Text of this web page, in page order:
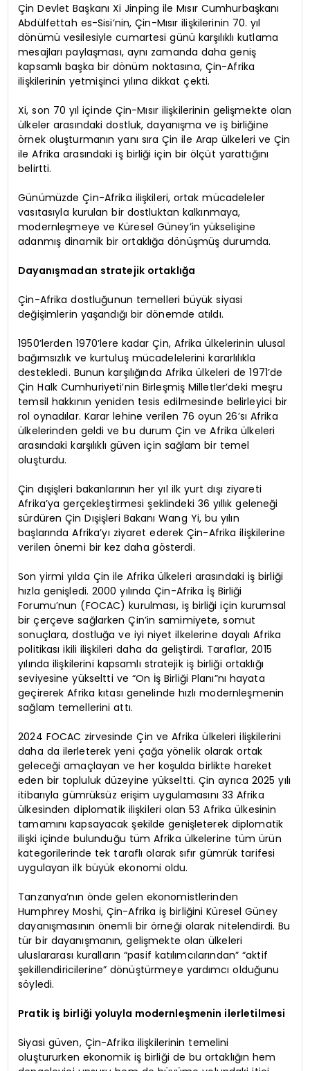
Çin Devlet Başkanı Xi Jinping ile Mısır Cumhurbaşkanı
Abdülfettah es-Sisi’nin, Çin-Mısır ilişkilerinin 70. yıl
dönümü vesilesiyle cumartesi günü karşılıklı kutlama
mesajları paylaşması, aynı zamanda daha geniş
kapsamlı başka bir dönüm noktasına, Çin-Afrika
ilişkilerinin yetmişinci yılına dikkat çekti.
Xi, son 70 yıl içinde Çin-Mısır ilişkilerinin gelişmekte olan
ülkeler arasındaki dostluk, dayanışma ve iş birliğine
örnek oluşturmanın yanı sıra Çin ile Arap ülkeleri ve Çin
ile Afrika arasındaki iş birliği için bir ölçüt yarattığını
belirtti.
Günümüzde Çin-Afrika ilişkileri, ortak mücadeleler
vasıtasıyla kurulan bir dostluktan kalkınmaya,
modernleşmeye ve Küresel Güney’in yükselişine
adanmış dinamik bir ortaklığa dönüşmüş durumda.
Dayanışmadan stratejik ortaklığa
Çin-Afrika dostluğunun temelleri büyük siyasi
değişimlerin yaşandığı bir dönemde atıldı.
1950’lerden 1970’lere kadar Çin, Afrika ülkelerinin ulusal
bağımsızlık ve kurtuluş mücadelelerini kararlılıkla
destekledi. Bunun karşılığında Afrika ülkeleri de 1971’de
Çin Halk Cumhuriyeti’nin Birleşmiş Milletler’deki meşru
temsil hakkının yeniden tesis edilmesinde belirleyici bir
rol oynadılar. Karar lehine verilen 76 oyun 26’sı Afrika
ülkelerinden geldi ve bu durum Çin ve Afrika ülkeleri
arasındaki karşılıklı güven için sağlam bir temel
oluşturdu.
Çin dışişleri bakanlarının her yıl ilk yurt dışı ziyareti
Afrika’ya gerçekleştirmesi şeklindeki 36 yıllık geleneği
sürdüren Çin Dışişleri Bakanı Wang Yi, bu yılın
başlarında Afrika’yı ziyaret ederek Çin-Afrika ilişkilerine
verilen önemi bir kez daha gösterdi.
Son yirmi yılda Çin ile Afrika ülkeleri arasındaki iş birliği
hızla genişledi. 2000 yılında Çin-Afrika İş Birliği
Forumu’nun (FOCAC) kurulması, iş birliği için kurumsal
bir çerçeve sağlarken Çin’in samimiyete, somut
sonuçlara, dostluğa ve iyi niyet ilkelerine dayalı Afrika
politikası ikili ilişkileri daha da geliştirdi. Taraflar, 2015
yılında ilişkilerini kapsamlı stratejik iş birliği ortaklığı
seviyesine yükseltti ve “On İş Birliği Planı”nı hayata
geçirerek Afrika kıtası genelinde hızlı modernleşmenin
sağlam temellerini attı.
2024 FOCAC zirvesinde Çin ve Afrika ülkeleri ilişkilerini
daha da ilerleterek yeni çağa yönelik olarak ortak
geleceği amaçlayan ve her koşulda birlikte hareket
eden bir topluluk düzeyine yükseltti. Çin ayrıca 2025 yılı
itibarıyla gümrüksüz erişim uygulamasını 33 Afrika
ülkesinden diplomatik ilişkileri olan 53 Afrika ülkesinin
tamamını kapsayacak şekilde genişleterek diplomatik
ilişki içinde bulunduğu tüm Afrika ülkelerine tüm ürün
kategorilerinde tek taraflı olarak sıfır gümrük tarifesi
uygulayan ilk büyük ekonomi oldu.
Tanzanya’nın önde gelen ekonomistlerinden
Humphrey Moshi, Çin-Afrika iş birliğini Küresel Güney
dayanışmasının önemli bir örneği olarak nitelendirdi. Bu
tür bir dayanışmanın, gelişmekte olan ülkeleri
uluslararası kuralların “pasif katılımcılarından” “aktif
şekillendiricilerine” dönüştürmeye yardımcı olduğunu
söyledi.
Pratik iş birliği yoluyla modernleşmenin ilerletilmesi
Siyasi güven, Çin-Afrika ilişkilerinin temelini
oluştururken ekonomik iş birliği de bu ortaklığın hem